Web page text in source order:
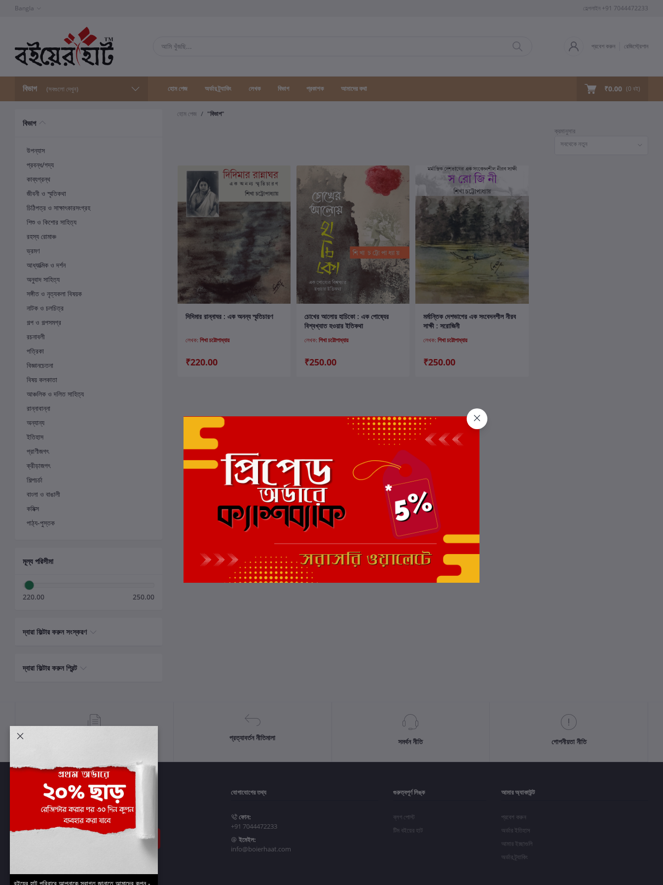
Bangla হেল্পলাইন +91 7044472233
প্রবেশ করুন রেজিস্ট্রেশান
বিভাগ (সবগুলো দেখুন) হোম পেজ অর্ডার ট্র্যাকিং লেখক বিভাগ প্রকাশক আমাদের কথা ₹0.00 (0 বই)
বিভাগ
উপন্যাস
প্রবন্ধ/গদ্য
কাব্যগ্রন্থ
জীবনী ও স্মৃতিকথা
চিঠিপত্র ও সাক্ষাৎকারসংগ্রহ
শিশু ও কিশোর সাহিত্য
রহস্য রোমাঞ্চ
ভ্রমণ
আধ্যাত্মিক ও দর্শন
অনুবাদ সাহিত্য
সঙ্গীত ও নৃত্যকলা বিষয়ক
নাটক ও চলচিত্র
গল্প ও গল্পসমগ্র
রচনাবলী
পত্রিকা
বিজ্ঞানচেতনা
বিষয় কলকাতা
আঞ্চলিক ও দলিত সাহিত্য
রান্নাবান্না
অন্যান্য
ইতিহাস
প্রাণীজগৎ
ক্রীড়াজগৎ
শিল্পচর্চা
বাংলা ও বাঙালী
কমিক্স
পাঠ্য-পুস্তক
মূল্য পরিসীমা
220.00 250.00
দ্বারা ফিল্টার করুন সংস্করণ
দ্বারা ফিল্টার করুন প্রিন্ট
হোম পেজ
"বিভাগ"
ক্রমানুসার
সবথেকে নতুন
কার্টে যোগ করুন
দিদিমার রান্নাঘর : এক অনন্য স্মৃতিচারণ
লেখক: শিখা চট্টোপাধ্যায়
₹220.00
কার্টে যোগ করুন
চোখের আলোয় হাচিকো : এক পোষ্যের
বিশ্বখ্যাত হওয়ার ইতিকথা
লেখক: শিখা চট্টোপাধ্যায়
₹250.00
কার্টে যোগ করুন
মর্মান্তিক দেশভাগের এক সংবেদনশীল নীরব
সাক্ষী : সরোজিনী
লেখক:শিখা চট্টোপাধ্যায়
₹250.00
প্রত্যাবর্তন নীতিমালা সমর্থন নীতি গোপনীয়তা নীতি
সাবস্ক্রাইব
যোগাযোগের তথ্য
ফোন:
+91 7044472233
ইমেইল:
info@boierhaat.com
গুরুত্বপূর্ণ লিঙ্ক
ব্লগ পোস্ট
টিম বইয়ের হাট
আমার অ্যাকাউন্ট
প্রবেশ করুন
অর্ডার ইতিহাস
আমার ইচ্ছাগুলি
অর্ডার ট্র্যাকিং